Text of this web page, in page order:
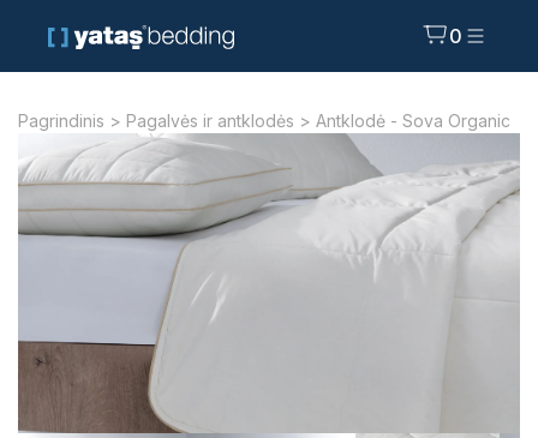
0
Pagrindinis > Pagalvės ir antklodės > Antklodė - Sova Organic